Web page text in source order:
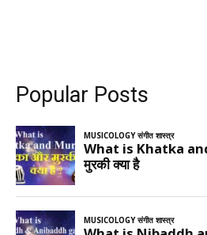
Popular Posts